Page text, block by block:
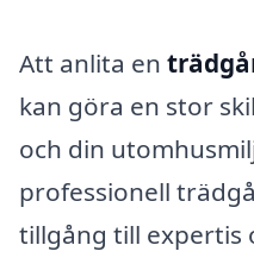
Att anlita en
kan göra en stor
och din
professionell
tillgång till expertis